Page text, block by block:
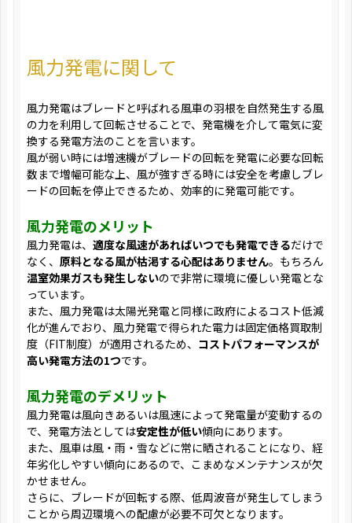
風力発電に関して
風力発電はブレードと呼ばれる風車の羽根を自然発生する風
の力を利用して回転させることで、発電機を介して電気に変
換する発電方法のことを言います。
風が弱い時には増速機がブレードの回転を発電に必要な回転
数まで増幅可能な上、風が強すぎる時には安全を考慮しブレ
ードの回転を停止できるため、効率的に発電可能です。
風力発電のメリット
風力発電は、 適度な風速があればいつでも発電できるだけで
なく、 原料となる風が枯渇する心配はありません。もちろん
温室効果ガスも発生しないので非常に環境に優しい発電とな
っています。
また、風力発電は太陽光発電と同様に政府によるコスト低減
化が進んでおり、風力発電で得られた電力は固定価格買取制
度（FIT制度）が適用されるため、 コストパフォーマンスが
高い発電方法の1つです。
風力発電のデメリット
風力発電は風向きあるいは風速によって発電量が変動するの
で、発電方法としては安定性が低い傾向にあります。
また、風車は風・雨・雪などに常に晒されることになり、経
年劣化しやすい傾向にあるので、こまめなメンテナンスが欠
かせません。
さらに、ブレードが回転する際、低周波音が発生してしまう
ことから周辺環境への配慮が必要不可欠となります。